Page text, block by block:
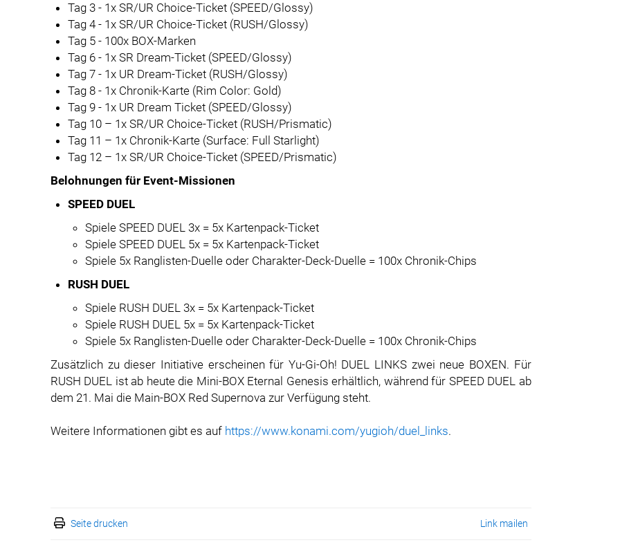
Tag 3 - 1x SR/UR Choice-Ticket (SPEED/Glossy)
Tag 4 - 1x SR/UR Choice-Ticket (RUSH/Glossy)
Tag 5 - 100x BOX-Marken
Tag 6 - 1x SR Dream-Ticket (SPEED/Glossy)
Tag 7 - 1x UR Dream-Ticket (RUSH/Glossy)
Tag 8 - 1x Chronik-Karte (Rim Color: Gold)
Tag 9 - 1x UR Dream Ticket (SPEED/Glossy)
Tag 10 – 1x SR/UR Choice-Ticket (RUSH/Prismatic)
Tag 11 – 1x Chronik-Karte (Surface: Full Starlight)
Tag 12 – 1x SR/UR Choice-Ticket (SPEED/Prismatic)
Belohnungen für Event-Missionen
SPEED DUEL
Spiele SPEED DUEL 3x = 5x Kartenpack-Ticket
Spiele SPEED DUEL 5x = 5x Kartenpack-Ticket
Spiele 5x Ranglisten-Duelle oder Charakter-Deck-Duelle = 100x Chronik-Chips
RUSH DUEL
Spiele RUSH DUEL 3x = 5x Kartenpack-Ticket
Spiele RUSH DUEL 5x = 5x Kartenpack-Ticket
Spiele 5x Ranglisten-Duelle oder Charakter-Deck-Duelle = 100x Chronik-Chips
Zusätzlich zu dieser Initiative erscheinen für Yu-Gi-Oh! DUEL LINKS zwei neue BOXEN. Für
RUSH DUEL ist ab heute die Mini-BOX Eternal Genesis erhältlich, während für SPEED DUEL ab
dem 21. Mai die Main-BOX Red Supernova zur Verfügung steht.
Weitere Informationen gibt es auf https://www.konami.com/yugioh/duel_links.
Seite drucken Link mailen